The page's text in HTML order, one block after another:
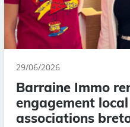
29/06/2026
Barraine Immo
engagement
associations